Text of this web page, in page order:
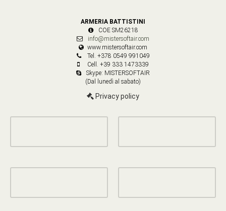
ARMERIA BATTISTINI
COE SM26218
info@mistersoftair.com
www.mistersoftair.com
Tel. +378 0549 991049
Cell. +39 333 1473339
Skype: MISTERSOFTAIR
(Dal lunedì al sabato)
Privacy policy